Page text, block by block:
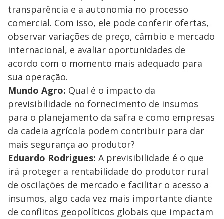
transparência e a autonomia no processo
comercial. Com isso, ele pode conferir ofertas,
observar variações de preço, câmbio e mercado
internacional, e avaliar oportunidades de
acordo com o momento mais adequado para
sua operação.
Mundo Agro: Qual é o impacto da
previsibilidade no fornecimento de insumos
para o planejamento da safra e como empresas
da cadeia agrícola podem contribuir para dar
mais segurança ao produtor?
Eduardo Rodrigues: A previsibilidade é o que
irá proteger a rentabilidade do produtor rural
de oscilações de mercado e facilitar o acesso a
insumos, algo cada vez mais importante diante
de conflitos geopolíticos globais que impactam